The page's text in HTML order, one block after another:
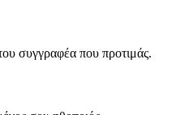
συγγραφέα που προτιμάς.